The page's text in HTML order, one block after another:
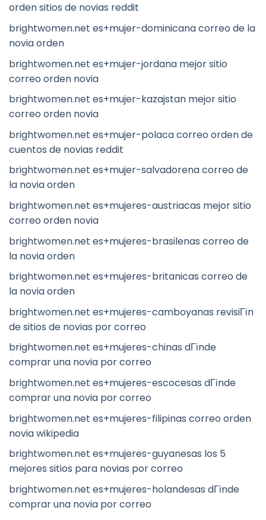
orden sitios de novias reddit
brightwomen.net es+mujer-dominicana correo de la
novia orden
brightwomen.net es+mujer-jordana mejor sitio
correo orden novia
brightwomen.net es+mujer-kazajstan mejor sitio
correo orden novia
brightwomen.net es+mujer-polaca correo orden de
cuentos de novias reddit
brightwomen.net es+mujer-salvadorena correo de
la novia orden
brightwomen.net es+mujeres-austriacas mejor sitio
correo orden novia
brightwomen.net es+mujeres-brasilenas correo de
la novia orden
brightwomen.net es+mujeres-britanicas correo de
la novia orden
brightwomen.net es+mujeres-camboyanas revisiГіn
de sitios de novias por correo
brightwomen.net es+mujeres-chinas dГіnde
comprar una novia por correo
brightwomen.net es+mujeres-escocesas dГіnde
comprar una novia por correo
brightwomen.net es+mujeres-filipinas correo orden
novia wikipedia
brightwomen.net es+mujeres-guyanesas los 5
mejores sitios para novias por correo
brightwomen.net es+mujeres-holandesas dГіnde
comprar una novia por correo